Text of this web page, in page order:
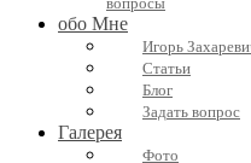
обо Мне
Игорь
Статьи
Блог
Задать вопрос
Галерея
Фото